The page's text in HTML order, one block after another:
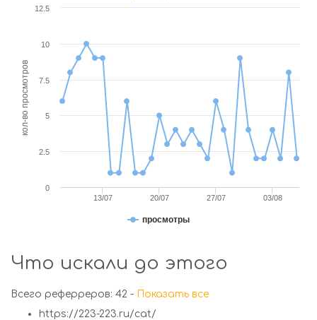
кол-во просмотров
просмотры
13/07 20/07 27/07 03/08
0
2.5
5
7.5
10
12.5
Что искали до этого
Всего реферреров: 42 - Показать все
https://223-223.ru/cat/